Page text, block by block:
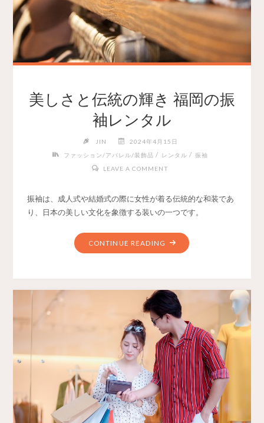
美しさと伝統の輝き 福岡の振
袖レンタル
JIN
2024年4月15日
ファッション/アパレル/装飾品 / レンタル / 振袖
LEAVE A COMMENT
振袖は、成人式や結婚式の際に女性が着る伝統的な和装であ
り、日本の美しい文化を象徴する装いの一つです。
CONTINUE READING